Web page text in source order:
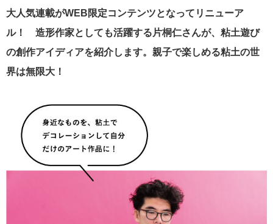
大人気連載がWEB限定コンテンツとなってリニューア
ル！ 造形作家としても活躍する片桐仁さんが、粘土遊び
の創作アイディアを紹介します。親子で楽しめる粘土の世
界は無限大！